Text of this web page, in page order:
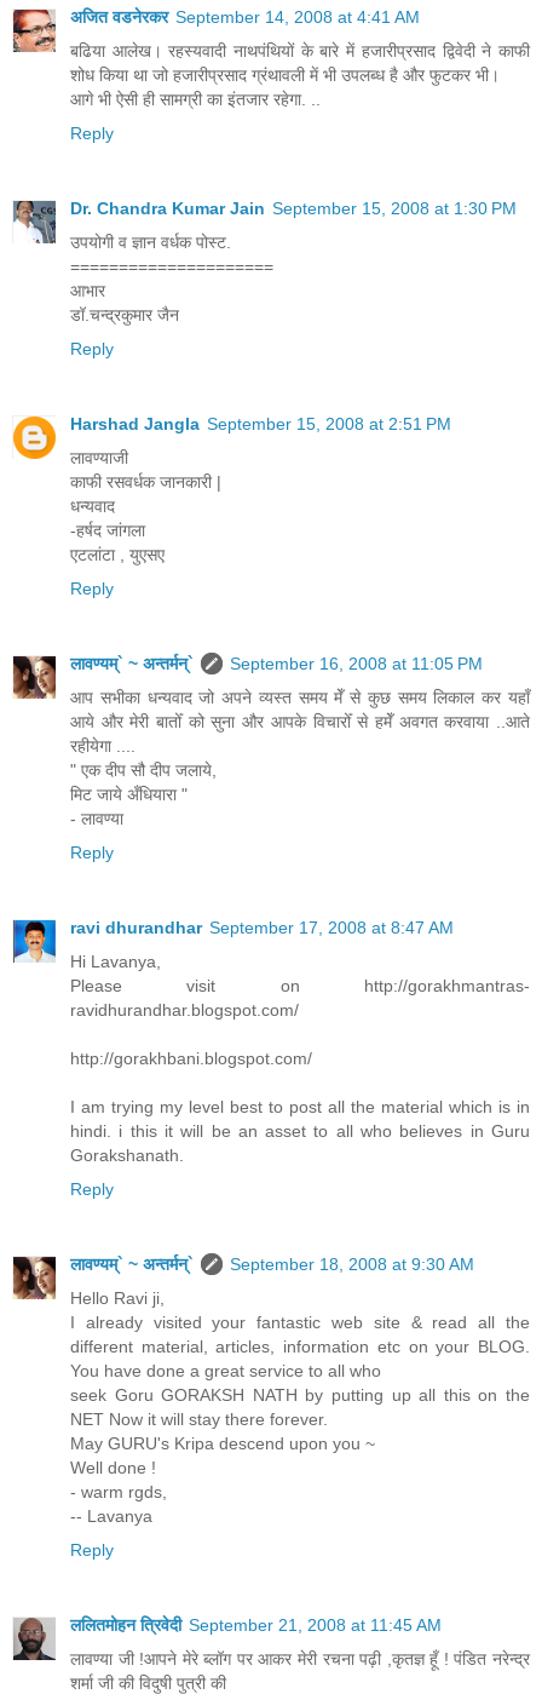
अजित वडनेरकर September 14, 2008 at 4:41 AM
बढिया आलेख। रहस्यवादी नाथपंथियों के बारे में हजारीप्रसाद द्विवेदी ने काफी
शोध किया था जो हजारीप्रसाद ग्रंथावली में भी उपलब्ध है और फुटकर भी।
आगे भी ऐसी ही सामग्री का इंतजार रहेगा. ..
Reply
Dr. Chandra Kumar Jain September 15, 2008 at 1:30 PM
उपयोगी व ज्ञान वर्धक पोस्ट.
=====================
आभार
डॉ.चन्द्रकुमार जैन
Reply
Harshad Jangla September 15, 2008 at 2:51 PM
लावण्याजी
काफी रसवर्धक जानकारी |
धन्यवाद
-हर्षद जांगला
एटलांटा , युएसए
Reply
लावण्यम्` ~ अन्तर्मन्`
September 16, 2008 at 11:05 PM
आप सभीका धन्यवाद जो अपने व्यस्त समय मेँ से कुछ समय लिकाल कर यहाँ
आये और मेरी बातोँ को सुना और आपके विचारोँ से हमेँ अवगत करवाया ..आते
रहीयेगा ....
" एक दीप सौ दीप जलाये,
मिट जाये अँधियारा "
- लावण्या
Reply
ravi dhurandhar September 17, 2008 at 8:47 AM
Hi Lavanya,
Please visit on http://gorakhmantras-
ravidhurandhar.blogspot.com/
http://gorakhbani.blogspot.com/
I am trying my level best to post all the material which is in
hindi. i this it will be an asset to all who believes in Guru
Gorakshanath.
Reply
लावण्यम्` ~ अन्तर्मन्`
September 18, 2008 at 9:30 AM
Hello Ravi ji,
I already visited your fantastic web site & read all the
different material, articles, information etc on your BLOG.
You have done a great service to all who
seek Goru GORAKSH NATH by putting up all this on the
NET Now it will stay there forever.
May GURU's Kripa descend upon you ~
Well done !
- warm rgds,
-- Lavanya
Reply
ललितमोहन त्रिवेदी September 21, 2008 at 11:45 AM
लावण्या जी !आपने मेरे ब्लॉग पर आकर मेरी रचना पढ़ी ,कृतज्ञ हूँ ! पंडित नरेन्द्र
शर्मा जी की विदुषी पुत्री की